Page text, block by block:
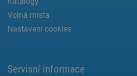
Volná místa
Nastavení cookies
Servisní informace